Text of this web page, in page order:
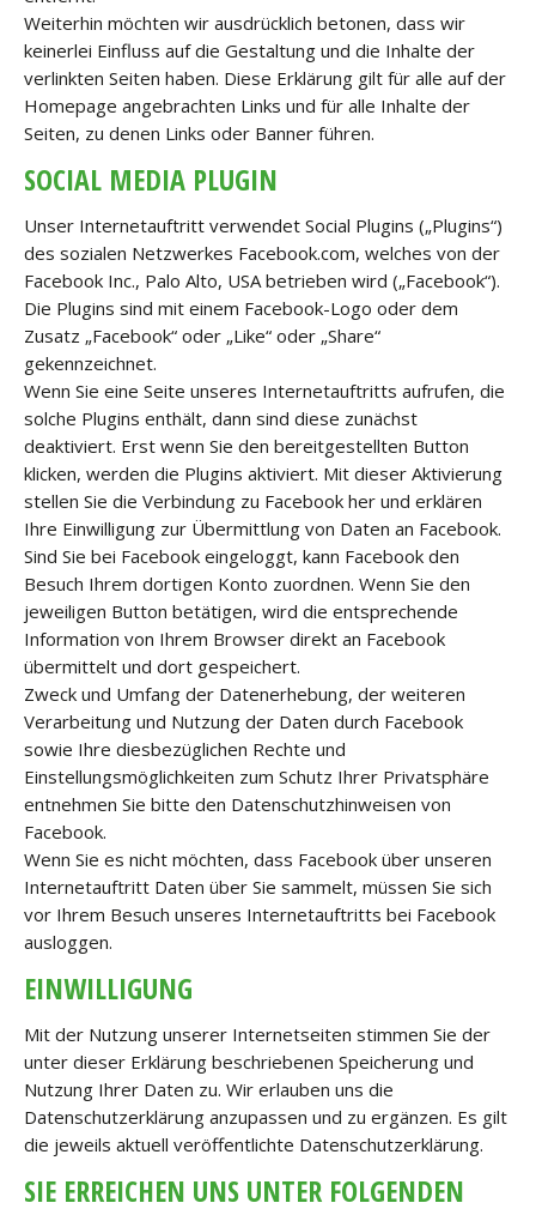
Weiterhin möchten wir ausdrücklich betonen, dass wir
keinerlei Einfluss auf die Gestaltung und die Inhalte der
verlinkten Seiten haben. Diese Erklärung gilt für alle auf der
Homepage angebrachten Links und für alle Inhalte der
Seiten, zu denen Links oder Banner führen.
SOCIAL MEDIA PLUGIN
Unser Internetauftritt verwendet Social Plugins („Plugins“)
des sozialen Netzwerkes Facebook.com, welches von der
Facebook Inc., Palo Alto, USA betrieben wird („Facebook“).
Die Plugins sind mit einem Facebook-Logo oder dem
Zusatz „Facebook“ oder „Like“ oder „Share“
gekennzeichnet.
Wenn Sie eine Seite unseres Internetauftritts aufrufen, die
solche Plugins enthält, dann sind diese zunächst
deaktiviert. Erst wenn Sie den bereitgestellten Button
klicken, werden die Plugins aktiviert. Mit dieser Aktivierung
stellen Sie die Verbindung zu Facebook her und erklären
Ihre Einwilligung zur Übermittlung von Daten an Facebook.
Sind Sie bei Facebook eingeloggt, kann Facebook den
Besuch Ihrem dortigen Konto zuordnen. Wenn Sie den
jeweiligen Button betätigen, wird die entsprechende
Information von Ihrem Browser direkt an Facebook
übermittelt und dort gespeichert.
Zweck und Umfang der Datenerhebung, der weiteren
Verarbeitung und Nutzung der Daten durch Facebook
sowie Ihre diesbezüglichen Rechte und
Einstellungsmöglichkeiten zum Schutz Ihrer Privatsphäre
entnehmen Sie bitte den Datenschutzhinweisen von
Facebook.
Wenn Sie es nicht möchten, dass Facebook über unseren
Internetauftritt Daten über Sie sammelt, müssen Sie sich
vor Ihrem Besuch unseres Internetauftritts bei Facebook
ausloggen.
EINWILLIGUNG
Mit der Nutzung unserer Internetseiten stimmen Sie der
unter dieser Erklärung beschriebenen Speicherung und
Nutzung Ihrer Daten zu. Wir erlauben uns die
Datenschutzerklärung anzupassen und zu ergänzen. Es gilt
die jeweils aktuell veröffentlichte Datenschutzerklärung.
SIE ERREICHEN UNS UNTER FOLGENDEN